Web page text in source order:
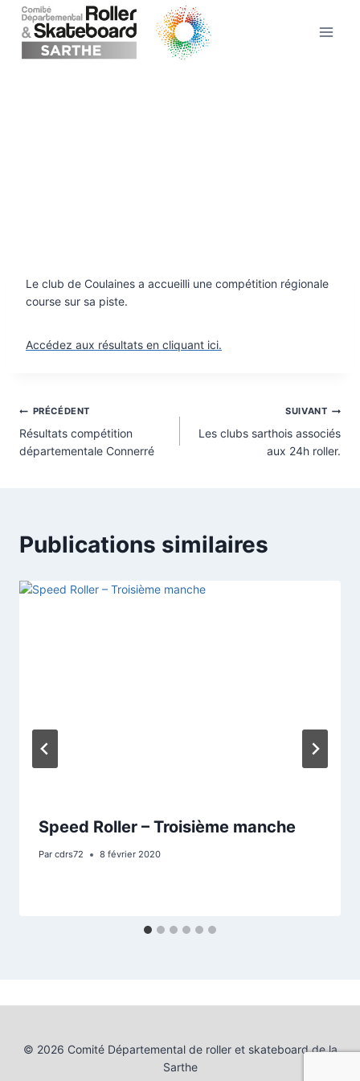
Aller
contenu
Le club de Coulaines a accueilli une compétition régionale
course sur sa piste.
Accédez aux résultats en cliquant ici.
Navigation
de
PRÉCÉDENT
Résultats compétition
départementale Connerré
SUIVANT
Les clubs sarthois associés
aux 24h roller.
Publications similaires
Speed Roller – Troisième manche
Par cdrs72 8 février 2020
© 2026 Comité Départemental de roller et skateboard de la
Sarthe